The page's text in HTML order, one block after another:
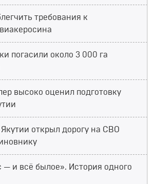
требования к
погасили около 3 000 га
высоко оценил подготовку
открыл дорогу на СВО
— и всё былое». История одного